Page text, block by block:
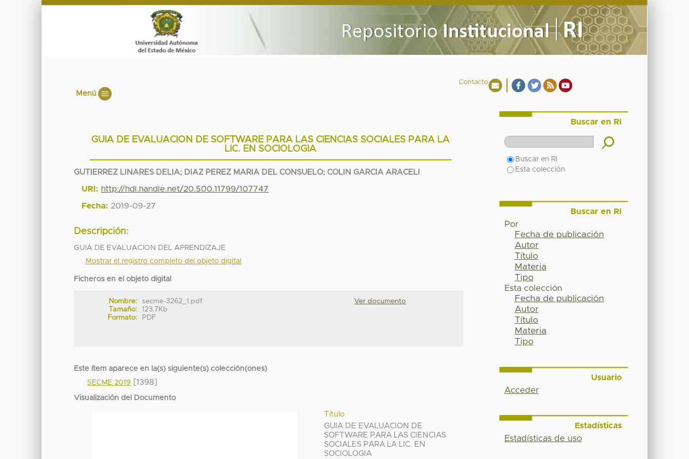
Contacto
Menú
GUIA DE EVALUACION DE SOFTWARE PARA LAS CIENCIAS SOCIALES PARA LA
LIC. EN SOCIOLOGIA
GUTIERREZ LINARES DELIA; DIAZ PEREZ MARIA DEL CONSUELO; COLIN GARCIA ARACELI
URI: http://hdl.handle.net/20.500.11799/107747
Fecha: 2019-09-27
Descripción:
GUIA DE EVALUACION DEL APRENDIZAJE
Mostrar el registro completo del objeto digital
Ficheros en el objeto digital
Nombre:
secme-3262_1.pdf
Tamaño:
123.7Kb
Formato:
PDF
Ver documento
Este ítem aparece en la(s) siguiente(s) colección(ones)
SECME 2019
[1398]
Visualización del Documento
Título
GUIA DE EVALUACION DE
SOFTWARE PARA LAS CIENCIAS
SOCIALES PARA LA LIC. EN
SOCIOLOGIA
Buscar en RI
Buscar en RI
Esta colección
Buscar en RI
Por
Fecha de publicación
Autor
Título
Materia
Tipo
Esta colección
Fecha de publicación
Autor
Título
Materia
Tipo
Usuario
Acceder
Estadísticas
Estadísticas de uso